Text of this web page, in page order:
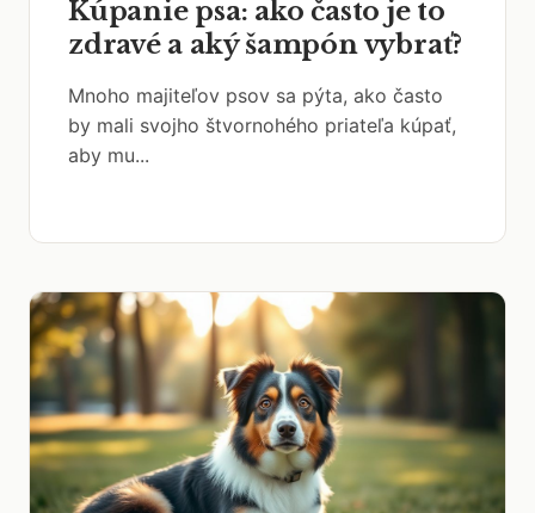
Kúpanie psa: ako často je to
zdravé a aký šampón vybrať?
Mnoho majiteľov psov sa pýta, ako často
by mali svojho štvornohého priateľa kúpať,
aby mu...